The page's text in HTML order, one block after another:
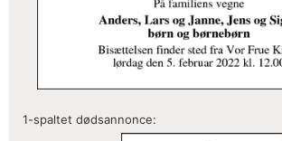
1-spaltet dødsannonce: